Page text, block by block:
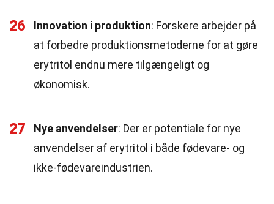
26 Innovation i produktion: Forskere arbejder på
at forbedre produktionsmetoderne for at gøre
erytritol endnu mere tilgængeligt og
økonomisk.
27 Nye anvendelser: Der er potentiale for nye
anvendelser af erytritol i både fødevare- og
ikke-fødevareindustrien.